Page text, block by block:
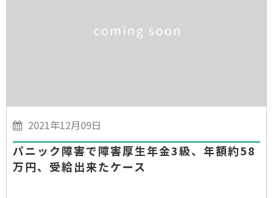
2021年12月09日
パニック障害で障害厚生年金3級、年額約58
万円、受給出来たケース